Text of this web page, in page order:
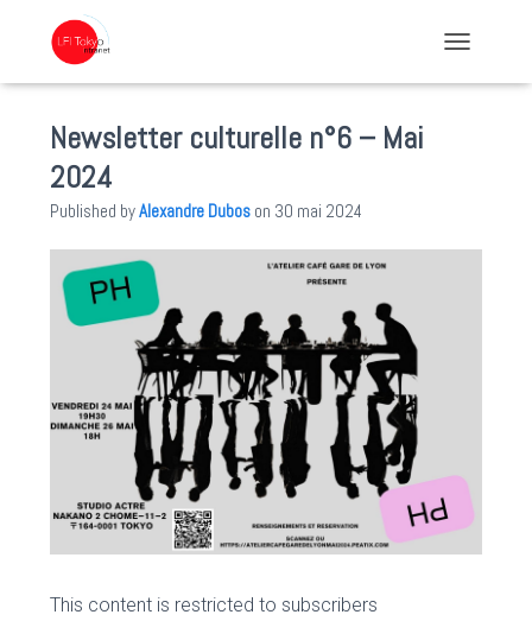
Newsletter culturelle n°6 – Mai
2024
Published byAlexandre Dubos on 30 mai 2024
This content is restricted to subscribers